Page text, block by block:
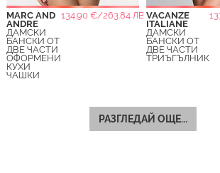
MARC AND
ANDRE
134.90 €/263.84 ЛВ.
ДАМСКИ
БАНСКИ ОТ
ДВЕ ЧАСТИ
ОФОРМЕНИ
КУХИ
ЧАШКИ
VACANZE
ITALIANE
ДАМСКИ
БАНСКИ ОТ
ДВЕ ЧАСТИ
ТРИЪГЪЛНИК
РАЗГЛЕДАЙ ОЩЕ...